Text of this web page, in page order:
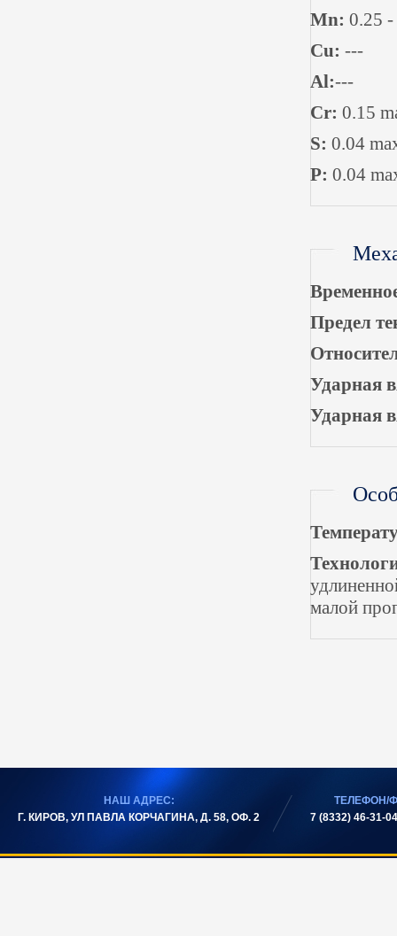
Mn: 0.25
Cu: ---
Al:---
Cr: 0.15
S: 0.04
P: 0.04
Предел
Ударная
Ударная
малой
НАШ АДРЕС:
Г. КИРОВ, УЛ ПАВЛА КОРЧАГИНА, Д. 58, ОФ. 2
ТЕЛЕФОН/
7 (8332) 46-31-